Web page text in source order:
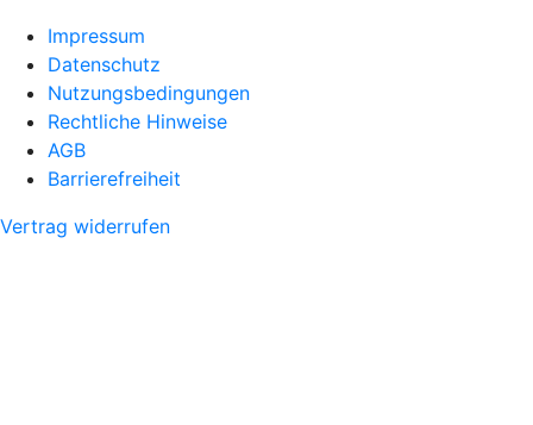
Impressum
Datenschutz
Nutzungsbedingungen
Rechtliche Hinweise
AGB
Barrierefreiheit
Vertrag widerrufen